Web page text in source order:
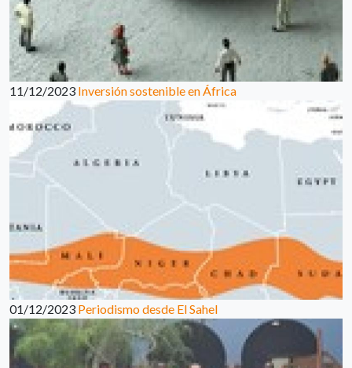
11/12/2023 Inversión sostenible en África
01/12/2023 Periodismo desde El Sahel